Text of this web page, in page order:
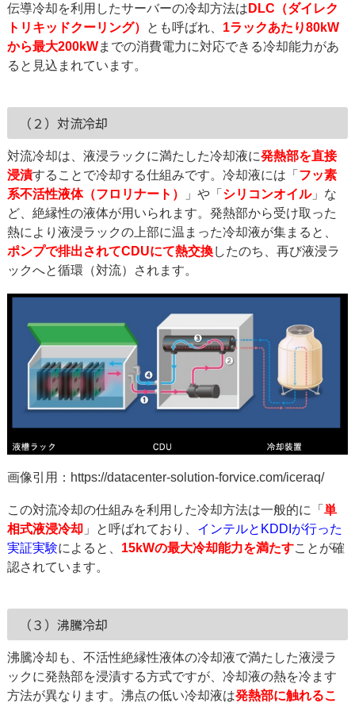
伝導冷却を利用したサーバーの冷却方法は DLC（ダイレク
トリキッドクーリング）
とも呼ばれ、 1ラックあたり80kW
から最大200kWまでの消費電力に対応できる冷却能力があ
ると見込まれています。
（２）対流冷却
対流冷却は、液浸ラックに満たした冷却液に発熱部を直接
浸漬することで冷却する仕組みです。冷却液には「 フッ素
系不活性液体（フロリナート）
」や「 シリコンオイル」な
ど、絶縁性の液体が用いられます。発熱部から受け取った
熱により液浸ラックの上部に温まった冷却液が集まると、
ポンプで排出されてCDUにて熱交換したのち、再び液浸ラ
ックへと循環（対流）されます。
画像引用： https://datacenter-solution-forvice.com/iceraq/
この対流冷却の仕組みを利用した冷却方法は一般的に「 単
相式液浸冷却」と呼ばれており、 インテルとKDDIが行った
実証実験によると、 15kWの最大冷却能力を満たすことが確
認されています。
（３）沸騰冷却
沸騰冷却も、不活性絶縁性液体の冷却液で満たした液浸ラ
ックに発熱部を浸漬する方式ですが、冷却液の熱を冷ます
方法が異なります。沸点の低い冷却液は発熱部に触れるこ